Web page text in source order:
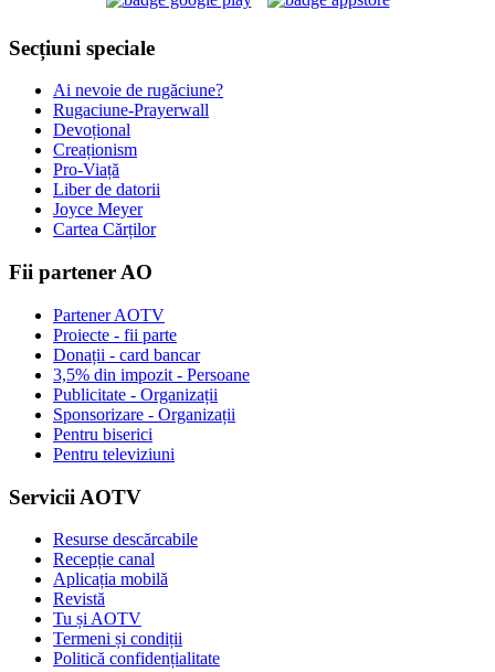
Secțiuni speciale
Ai nevoie de rugăciune?
Rugaciune-Prayerwall
Devoțional
Creaționism
Pro-Viață
Liber de datorii
Joyce Meyer
Cartea Cărților
Fii partener AO
Partener AOTV
Proiecte - fii parte
Donații - card bancar
3,5% din impozit - Persoane
Publicitate - Organizații
Sponsorizare - Organizații
Pentru biserici
Pentru televiziuni
Servicii AOTV
Resurse descărcabile
Recepție canal
Aplicația mobilă
Revistă
Tu și AOTV
Termeni și condiții
Politică confidențialitate